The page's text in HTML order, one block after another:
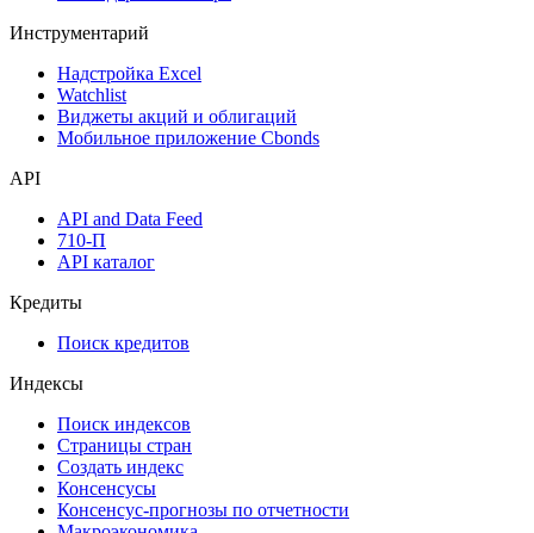
Денежный рынок
Календарь инвестора
Инструментарий
Мобильное приложение Cbonds
API
API and Data Feed
API каталог
Кредиты
Поиск кредитов
Индексы
Поиск индексов
Страницы стран